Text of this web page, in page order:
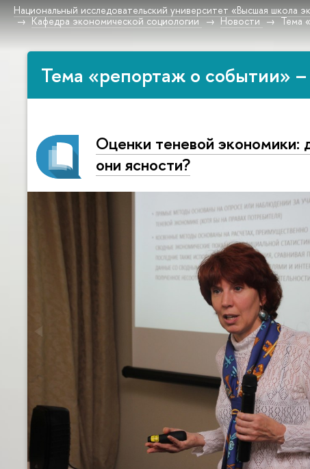
Национальный исследовательский университет «Высшая школа
Кафедра экономической социологии
Новости Тема
Тема «репортаж о событии»
Оценки теневой экономики:
они ясности?